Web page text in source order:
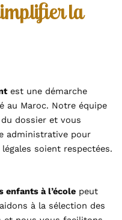
la
est une démarche
au Maroc. Notre équipe
dossier et vous
administrative pour
soient respectées.
enfants à l’école peut
à la sélection des